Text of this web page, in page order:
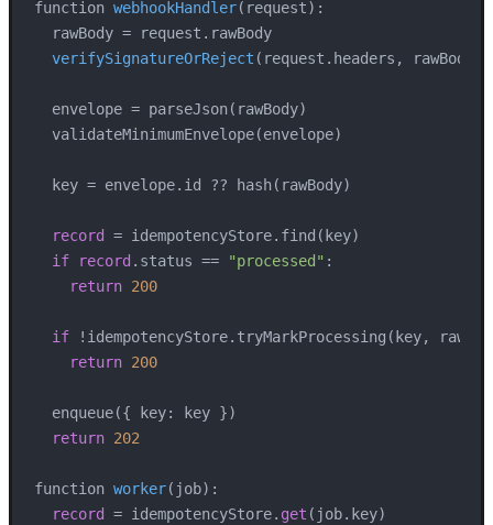
function webhookHandler( request):
  rawBody
= request. rawBody
verifySignatureOrReject ( request.headers, rawBody
  envelope
= parseJson(rawBody)
  validateMinimumEnvelope(envelope)
  key = envelope.id ?? hash(rawBody)
record = idempotencyStore.find(key)
if
record .status == "processed" :
return 200
if !idempotencyStore.tryMarkProcessing(key,
return 200
  enqueue({ key: key })
return 202
function worker( job):
record = idempotencyStore. get (job.key)